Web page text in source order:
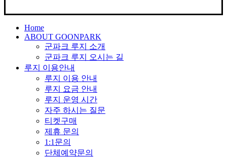
Close
Menu
Home
ABOUT GOONPARK
군파크 루지 소개
군파크 루지 오시는 길
루지 이용안내
루지 이용 안내
루지 요금 안내
루지 운영 시간
자주 하시는 질문
티켓구매
제휴 문의
1:1문의
단체예약문의